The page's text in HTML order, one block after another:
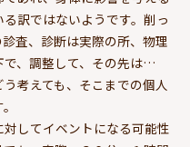
訳ではないようです。削っ
査、診断は実際の所、物理
、調整して、その先は…
考えても、そこまでの個人
してイベントになる可能性